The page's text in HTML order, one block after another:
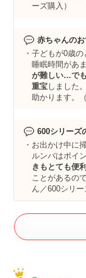
ーズ購入）
赤ちゃんの
子どもが0歳
睡眠時間があ
が難しい…で
重宝しました
助かります。
600シリーズ
お出かけ中に
ルンバはポイ
きもとても便
ことがあるの
ん／600シリー